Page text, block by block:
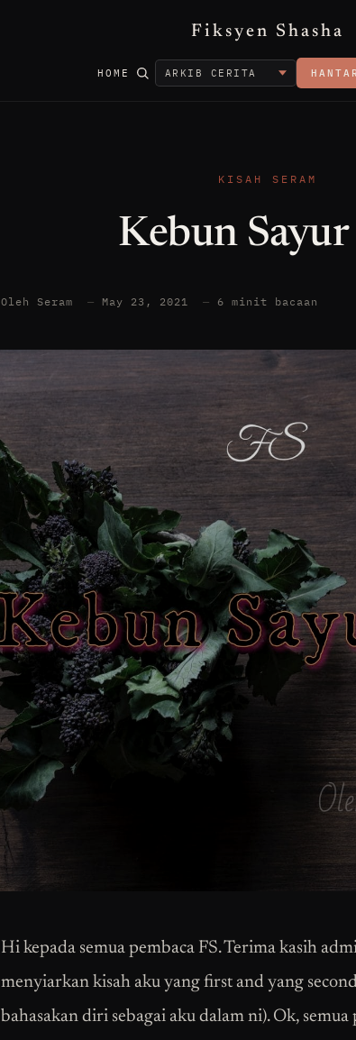
Fiksyen Shasha
HOME
KISAH SERAM
Kebun
Oleh Seram — May 23, 2021 — 6 minit bacaan
Hi kepada semua pembaca FS. Terima kasih
menyiarkan kisah aku yang first and yang
bahasakan diri sebagai aku dalam ni). Ok,